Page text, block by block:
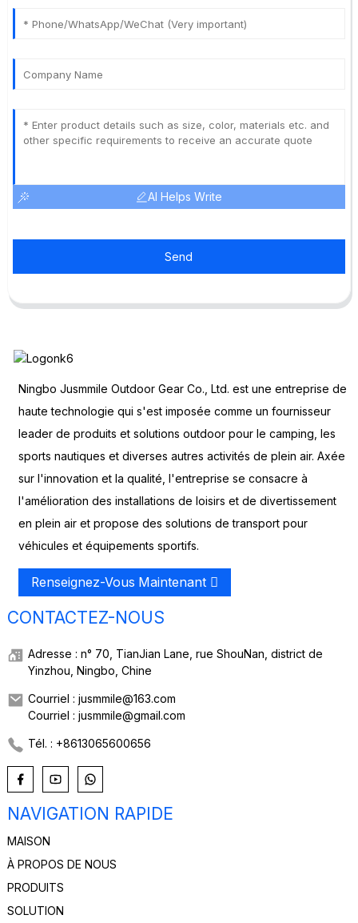
AI Helps Write
Send
Ningbo Jusmmile Outdoor Gear Co., Ltd. est une entreprise de
haute technologie qui s'est imposée comme un fournisseur
leader de produits et solutions outdoor pour le camping, les
sports nautiques et diverses autres activités de plein air. Axée
sur l'innovation et la qualité, l'entreprise se consacre à
l'amélioration des installations de loisirs et de divertissement
en plein air et propose des solutions de transport pour
véhicules et équipements sportifs.
Renseignez-Vous Maintenant
CONTACTEZ-NOUS
Adresse : n° 70, TianJian Lane, rue ShouNan, district de
Yinzhou, Ningbo, Chine
Courriel : jusmmile@163.com
Courriel : jusmmile@gmail.com
Tél. : +8613065600656
NAVIGATION RAPIDE
MAISON
À PROPOS DE NOUS
PRODUITS
SOLUTION